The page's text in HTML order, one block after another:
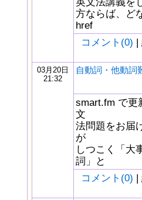
方ならば、ど
href
コメント(0) |
03月20日
21:32
自動詞・他動詞
smart.fm で更
文
法問題をお届
が
しつこく「大
詞」と
コメント(0) |